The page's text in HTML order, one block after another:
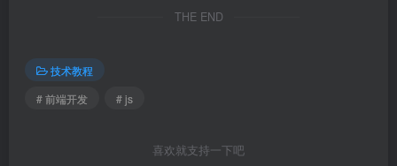
THE END
技术教程
# 前端开发
# js
喜欢就支持一下吧